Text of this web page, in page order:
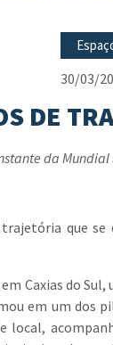
30/03/
DE
da
que
Caxias do
em um dos